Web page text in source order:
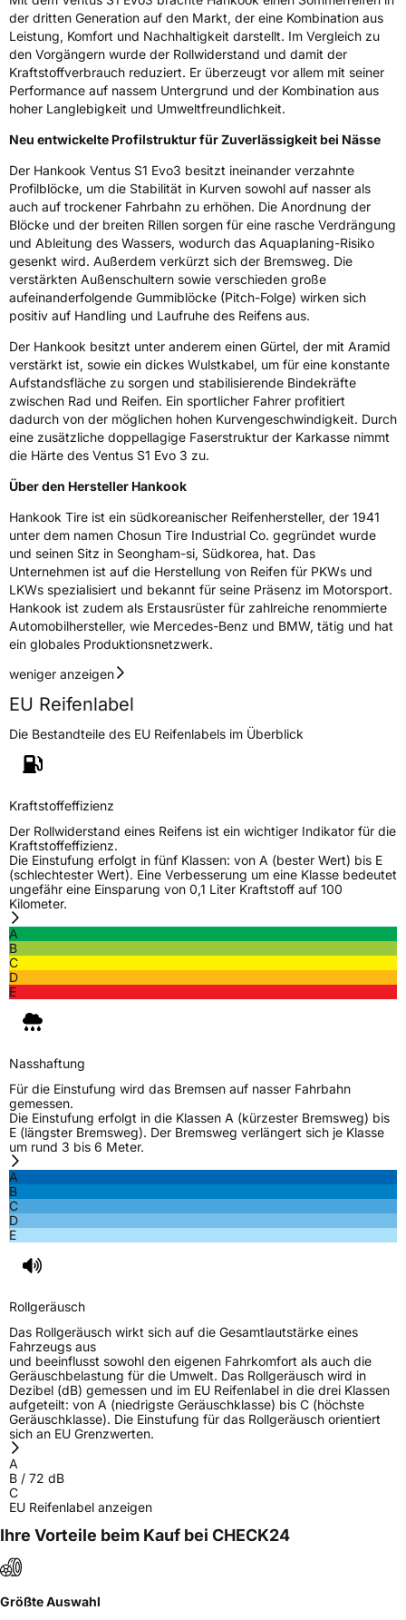
EisgripNein
EPREL ID500369
Allgemeine Produktsicherheit (GPSR)
D-63263 Neu-Isenburg Deutschland,
der dritten Generation auf den Markt, der eine Kombination aus
Leistung, Komfort und Nachhaltigkeit darstellt. Im Vergleich zu
den Vorgängern wurde der Rollwiderstand und damit der
Kraftstoffverbrauch reduziert. Er überzeugt vor allem mit seiner
Performance auf nassem Untergrund und der Kombination aus
hoher Langlebigkeit und Umweltfreundlichkeit.
Neu entwickelte Profilstruktur für Zuverlässigkeit bei Nässe
Der Hankook Ventus S1 Evo3 besitzt ineinander verzahnte
Profilblöcke, um die Stabilität in Kurven sowohl auf nasser als
auch auf trockener Fahrbahn zu erhöhen. Die Anordnung der
Blöcke und der breiten Rillen sorgen für eine rasche Verdrängung
und Ableitung des Wassers, wodurch das Aquaplaning-Risiko
gesenkt wird. Außerdem verkürzt sich der Bremsweg. Die
verstärkten Außenschultern sowie verschieden große
aufeinanderfolgende Gummiblöcke (Pitch-Folge) wirken sich
positiv auf Handling und Laufruhe des Reifens aus.
Der Hankook besitzt unter anderem einen Gürtel, der mit Aramid
verstärkt ist, sowie ein dickes Wulstkabel, um für eine konstante
Aufstandsfläche zu sorgen und stabilisierende Bindekräfte
zwischen Rad und Reifen. Ein sportlicher Fahrer profitiert
dadurch von der möglichen hohen Kurvengeschwindigkeit. Durch
eine zusätzliche doppellagige Faserstruktur der Karkasse nimmt
die Härte des Ventus S1 Evo 3 zu.
Über den Hersteller Hankook
Hankook Tire ist ein südkoreanischer Reifenhersteller, der 1941
unter dem namen Chosun Tire Industrial Co. gegründet wurde
und seinen Sitz in Seongham-si, Südkorea, hat. Das
Unternehmen ist auf die Herstellung von Reifen für PKWs und
LKWs spezialisiert und bekannt für seine Präsenz im Motorsport.
Hankook ist zudem als Erstausrüster für zahlreiche renommierte
Automobilhersteller, wie Mercedes-Benz und BMW, tätig und hat
ein globales Produktionsnetzwerk.
weniger anzeigen
EU Reifenlabel
Die Bestandteile des EU Reifenlabels im Überblick
Kraftstoffeffizienz
Der Rollwiderstand eines Reifens ist ein wichtiger Indikator für die
Kraftstoffeffizienz.
Die Einstufung erfolgt in fünf Klassen: von A (bester Wert) bis E
(schlechtester Wert). Eine Verbesserung um eine Klasse bedeutet
ungefähr eine Einsparung von 0,1 Liter Kraftstoff auf 100
Kilometer.
A
B
C
D
E
Nasshaftung
Für die Einstufung wird das Bremsen auf nasser Fahrbahn
gemessen.
Die Einstufung erfolgt in die Klassen A (kürzester Bremsweg) bis
E (längster Bremsweg). Der Bremsweg verlängert sich je Klasse
um rund 3 bis 6 Meter.
A
B
C
D
E
Rollgeräusch
Das Rollgeräusch wirkt sich auf die Gesamtlautstärke eines
Fahrzeugs aus
und beeinflusst sowohl den eigenen Fahrkomfort als auch die
Geräuschbelastung für die Umwelt. Das Rollgeräusch wird in
Dezibel (dB) gemessen und im EU Reifenlabel in die drei Klassen
aufgeteilt: von A (niedrigste Geräuschklasse) bis C (höchste
Geräuschklasse). Die Einstufung für das Rollgeräusch orientiert
sich an EU Grenzwerten.
A
B / 72 dB
C
EU Reifenlabel anzeigen
Ihre Vorteile beim Kauf bei CHECK24
Größte Auswahl